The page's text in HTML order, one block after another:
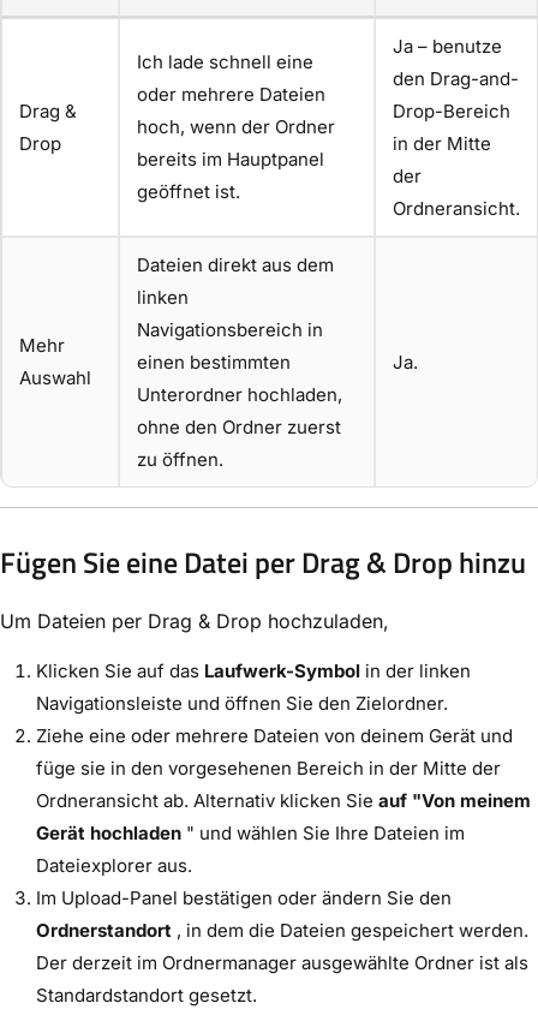
Drag &
Drop
Ich lade schnell eine
oder mehrere Dateien
hoch, wenn der Ordner
bereits im Hauptpanel
geöffnet ist.
Ja – benutze
den Drag-and-
Drop-Bereich
in der Mitte
der
Ordneransicht.
Mehr
Auswahl
Dateien direkt aus dem
linken
Navigationsbereich in
einen bestimmten
Unterordner hochladen,
ohne den Ordner zuerst
zu öffnen.
Ja.
Fügen Sie eine Datei per Drag & Drop hinzu
Um Dateien per Drag & Drop hochzuladen,
Klicken Sie auf das Laufwerk-Symbol in der linken
Navigationsleiste und öffnen Sie den Zielordner.
Ziehe eine oder mehrere Dateien von deinem Gerät und
füge sie in den vorgesehenen Bereich in der Mitte der
Ordneransicht ab. Alternativ klicken Sie auf "Von meinem
Gerät hochladen " und wählen Sie Ihre Dateien im
Dateiexplorer aus.
Im Upload-Panel bestätigen oder ändern Sie den
Ordnerstandort , in dem die Dateien gespeichert werden.
Der derzeit im Ordnermanager ausgewählte Ordner ist als
Standardstandort gesetzt.